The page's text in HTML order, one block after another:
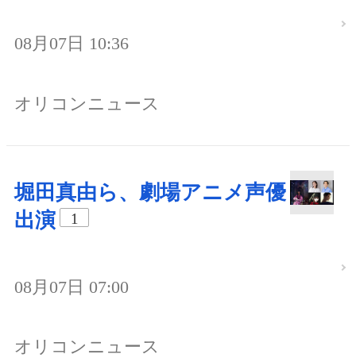
08月07日 10:36
オリコンニュース
堀田真由ら、劇場アニメ声優
出演
1
08月07日 07:00
オリコンニュース